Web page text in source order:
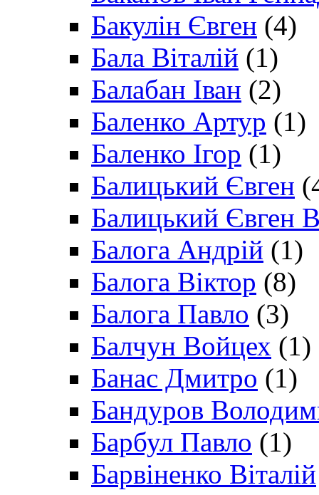
Бакулін Євген (4)
Бала Віталій (1)
Балабан Іван (2)
Баленко Артур (1)
Баленко Ігор (1)
Балицький Євген
Балицький Євген
Балога Андрій (1)
Балога Віктор (8)
Балога Павло (3)
Балчун Войцех (1)
Банас Дмитро (1)
Бандуров
Барбул Павло (1)
Барвіненко Віталій